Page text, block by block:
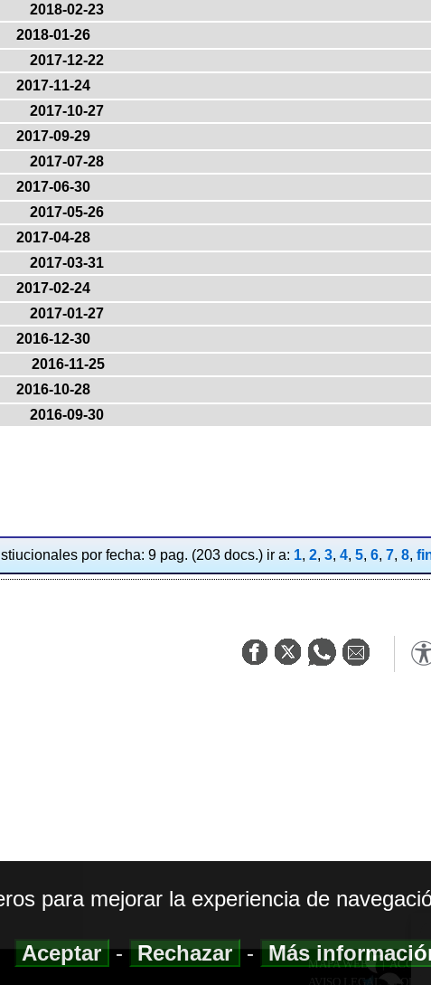
2018-02-23
2018-01-26
2017-12-22
2017-11-24
2017-10-27
2017-09-29
2017-07-28
2017-06-30
2017-05-26
2017-04-28
2017-03-31
2017-02-24
2017-01-27
2016-12-30
2016-11-25
2016-10-28
2016-09-30
por fecha: 9 pag. (203 docs.) ir a: 1, 2, 3, 4, 5, 6, 7, 8,
MAPA WEB|
AVISO LEGAL|
para mejorar la experiencia de
Aceptar-Rechazar-Más